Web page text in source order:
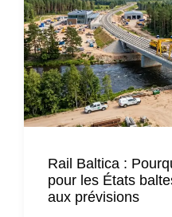
Rail Baltica :
pour les États
aux prévisions